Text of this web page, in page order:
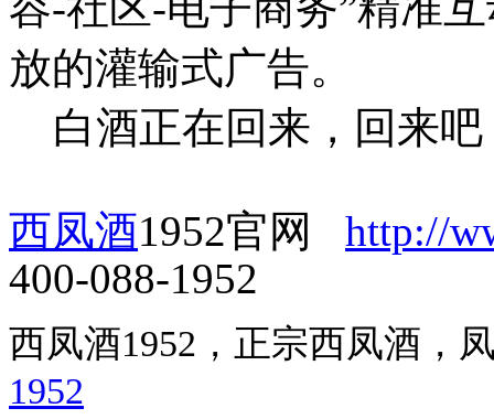
放的灌输式广告。
白酒正在回来，回来吧
西凤酒1952官网 http://
400-088-1952
西凤酒1952，正宗西凤酒
1952